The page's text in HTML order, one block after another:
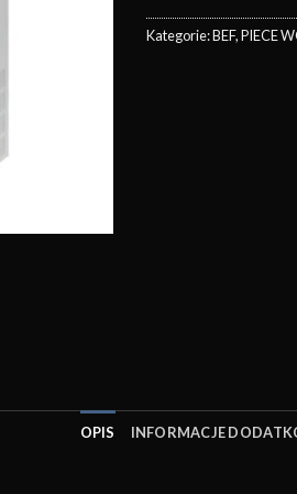
Kategorie:BEF,PIECE
OPIS INFORMACJE